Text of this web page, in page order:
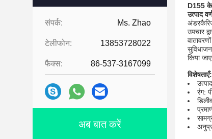
संपर्क: Ms. Zhao
टेलीफोन: 13853728022
फैक्स: 86-537-3167099
अब बात करें
D155 के
उत्पाद
उपचार
किया
विशेषताएँ:
रंग: